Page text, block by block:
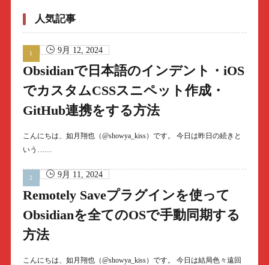
人気記事
9月 12, 2024
Obsidianで日本語のインデント・iOS
でカスタムCSSスニペット作成・
GitHub連携をする方法
こんにちは、如月翔也（@showya_kiss）です。 今日は昨日の続きと
いう……
9月 11, 2024
Remotely Saveプラグインを使って
Obsidianを全てのOSで手動同期する
方法
こんにちは、如月翔也（@showya_kiss）です。 今日は結局色々遠回